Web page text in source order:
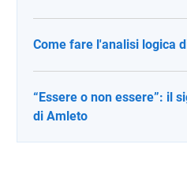
Come fare l'analisi logica
“Essere o non essere”: il
di Amleto